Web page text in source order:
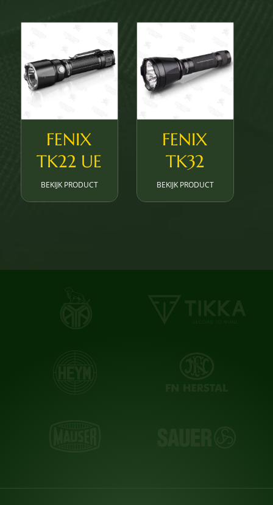
FENIX
TK22 UE
BEKIJK PRODUCT
FENIX
TK32
BEKIJK PRODUCT